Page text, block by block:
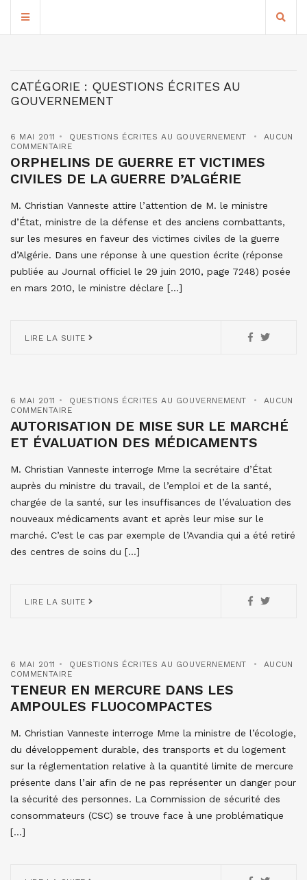
CATÉGORIE : QUESTIONS ÉCRITES AU
GOUVERNEMENT
6 MAI 2011 QUESTIONS ÉCRITES AU GOUVERNEMENT
AUCUN
COMMENTAIRE
ORPHELINS DE GUERRE ET VICTIMES
CIVILES DE LA GUERRE D’ALGÉRIE
M. Christian Vanneste attire l’attention de M. le ministre
d’État, ministre de la défense et des anciens combattants,
sur les mesures en faveur des victimes civiles de la guerre
d’Algérie. Dans une réponse à une question écrite (réponse
publiée au Journal officiel le 29 juin 2010, page 7248) posée
en mars 2010, le ministre déclare […]
LIRE LA SUITE
6 MAI 2011 QUESTIONS ÉCRITES AU GOUVERNEMENT
AUCUN
COMMENTAIRE
AUTORISATION DE MISE SUR LE MARCHÉ
ET ÉVALUATION DES MÉDICAMENTS
M. Christian Vanneste interroge Mme la secrétaire d’État
auprès du ministre du travail, de l’emploi et de la santé,
chargée de la santé, sur les insuffisances de l’évaluation des
nouveaux médicaments avant et après leur mise sur le
marché. C’est le cas par exemple de l’Avandia qui a été retiré
des centres de soins du […]
LIRE LA SUITE
6 MAI 2011 QUESTIONS ÉCRITES AU GOUVERNEMENT
AUCUN
COMMENTAIRE
TENEUR EN MERCURE DANS LES
AMPOULES FLUOCOMPACTES
M. Christian Vanneste interroge Mme la ministre de l’écologie,
du développement durable, des transports et du logement
sur la réglementation relative à la quantité limite de mercure
présente dans l’air afin de ne pas représenter un danger pour
la sécurité des personnes. La Commission de sécurité des
consommateurs (CSC) se trouve face à une problématique
[…]